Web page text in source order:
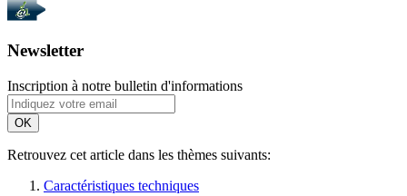
Newsletter
Inscription à notre bulletin d'informations
OK
Retrouvez cet article dans les thèmes suivants:
Caractéristiques techniques